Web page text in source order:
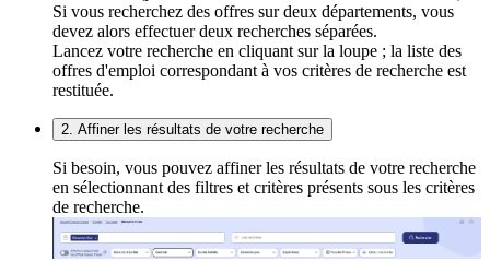
Si vous recherchez des offres sur deux départements, vous
devez alors effectuer deux recherches séparées.
Lancez votre recherche en cliquant sur la loupe ; la liste des
offres d'emploi correspondant à vos critères de recherche est
restituée.
2. Affiner les résultats de votre recherche
Si besoin, vous pouvez affiner les résultats de votre recherche
en sélectionnant des filtres et critères présents sous les critères
de recherche.